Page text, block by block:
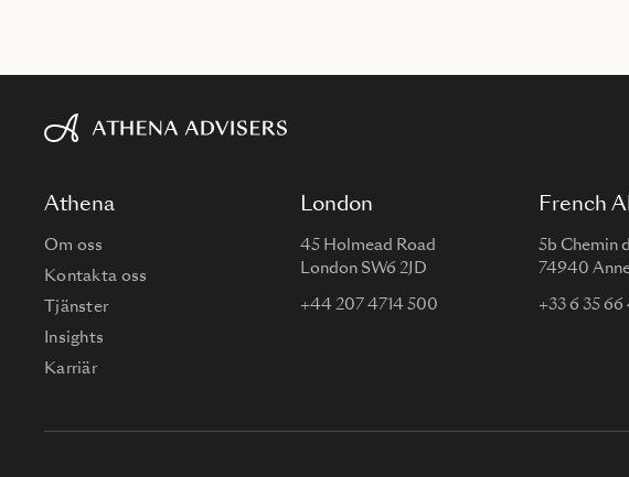
Athena
Om oss
Kontakta oss
Tjänster
Insights
Karriär
London
45 Holmead Road
London SW6 2JD
+44 207 4714 500
French
5b Chemin
74940
+33 6 35 66